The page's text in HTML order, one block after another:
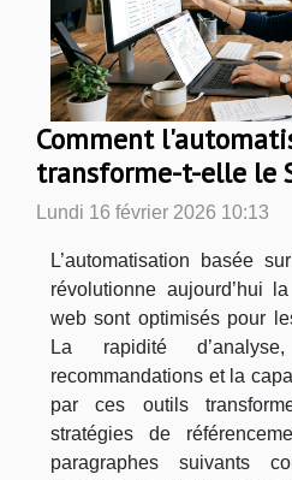
Comment
transforme-t-elle le
Lundi 16 février 2026 10:13
L’automatisation basée
révolutionne aujourd’hui
web sont optimisés pour
La rapidité
recommandations et la
par ces outils
stratégies de
paragraphes suivants